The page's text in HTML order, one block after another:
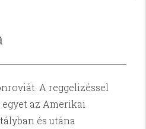
A reggelizéssel
az Amerikai
és utána